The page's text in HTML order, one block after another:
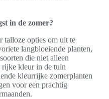
in de zomer?
talloze opties om uit te
langbloeiende planten,
die niet alleen
rijke kleur in de tuin
kleurrijke zomerplanten
voor een prachtig